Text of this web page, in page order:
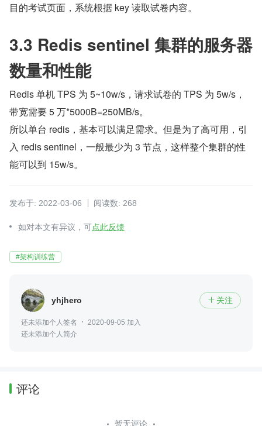
目的考试页面，系统根据 key 读取试卷内容。
3.3 Redis sentinel 集群的服务器
数量和性能
Redis 单机 TPS 为 5~10w/s，请求试卷的 TPS 为 5w/s，
带宽需要 5 万*5000B=250MB/s。
所以单台 redis，基本可以满足需求。但是为了高可用，引
入 redis sentinel，一般最少为 3 节点，这样整个集群的性
能可以到 15w/s。
发布于: 2022-03-06 阅读数: 268
如对本文有异议，可点此反馈
#架构训练营
yhjhero  关注
还未添加个人签名
2020-09-05 加入
还未添加个人简介
评论
暂无评论